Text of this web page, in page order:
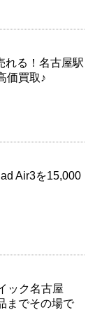
れる！名古屋駅
価買取♪
Air3を15,000
ック名古屋
までその場で